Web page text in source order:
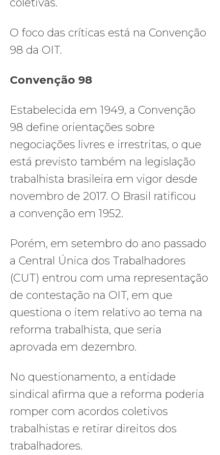
coletivas.
O foco das críticas está na Convenção
98 da OIT.
Convenção 98
Estabelecida em 1949, a Convenção
98 define orientações sobre
negociações livres e irrestritas, o que
está previsto também na legislação
trabalhista brasileira em vigor desde
novembro de 2017. O Brasil ratificou
a convenção em 1952.
Porém, em setembro do ano passado
a Central Única dos Trabalhadores
(CUT) entrou com uma representação
de contestação na OIT, em que
questiona o item relativo ao tema na
reforma trabalhista, que seria
aprovada em dezembro.
No questionamento, a entidade
sindical afirma que a reforma poderia
romper com acordos coletivos
trabalhistas e retirar direitos dos
trabalhadores.